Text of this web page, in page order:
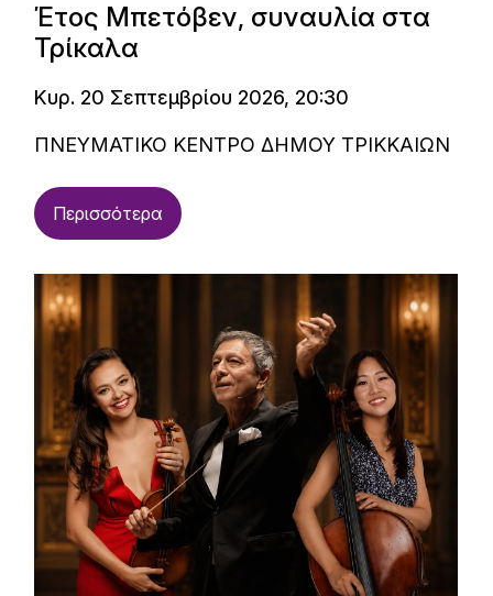
Έτος Μπετόβεν, συναυλία στα
Τρίκαλα
Κυρ. 20 Σεπτεμβρίου 2026, 20:30
ΠΝΕΥΜΑΤΙΚΟ ΚΕΝΤΡΟ ΔΗΜΟΥ ΤΡΙΚΚΑΙΩΝ
Περισσότερα